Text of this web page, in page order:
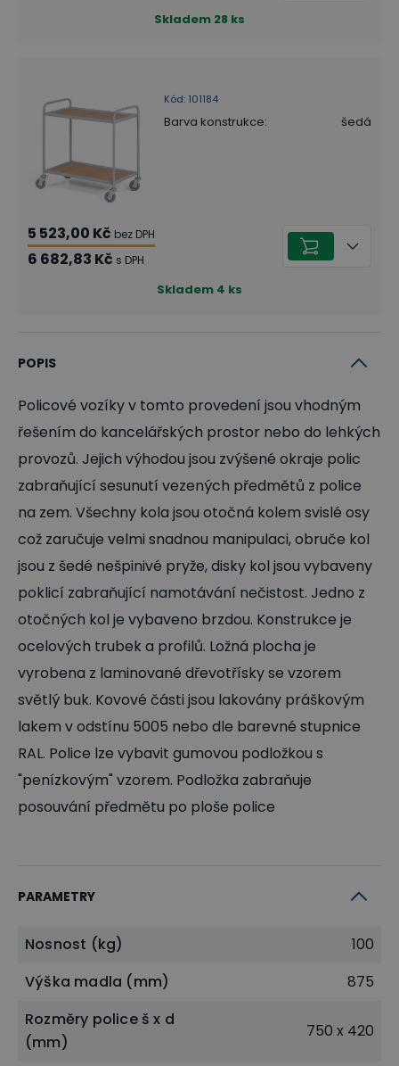
Skladem 28 ks
Kód: 101184
Barva konstrukce: šedá
5 523,00 Kč bez DPH
6 682,83 Kč s DPH
Skladem 4 ks
POPIS
Policové vozíky v tomto provedení jsou vhodným
řešením do kancelářských prostor nebo do lehkých
provozů. Jejich výhodou jsou zvýšené okraje polic
zabraňující sesunutí vezených předmětů z police
na zem. Všechny kola jsou otočná kolem svislé osy
což zaručuje velmi snadnou manipulaci, obruče kol
jsou z šedé nešpinivé pryže, disky kol jsou vybaveny
poklicí zabraňující namotávání nečistost. Jedno z
otočných kol je vybaveno brzdou. Konstrukce je
ocelových trubek a profilů. Ložná plocha je
vyrobena z laminované dřevotřísky se vzorem
světlý buk. Kovové části jsou lakovány práškovým
lakem v odstínu 5005 nebo dle barevné stupnice
RAL. Police lze vybavit gumovou podložkou s
"penízkovým" vzorem. Podložka zabraňuje
posouvání předmětu po ploše police
PARAMETRY
Nosnost (kg)
100
Výška madla (mm)
875
Rozměry police š x d
(mm)
750 x 420